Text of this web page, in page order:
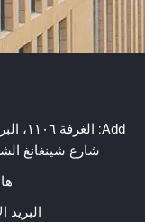
شارع شينغانغ
البريد